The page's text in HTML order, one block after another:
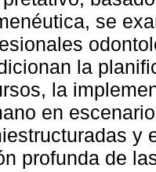
se
la
la
en
y
profunda de